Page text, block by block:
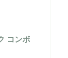
コンボ